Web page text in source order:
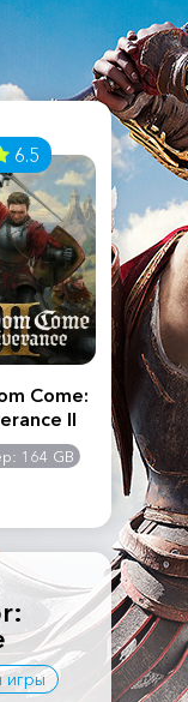
6.5
Come:
II
164 GB
The
игры